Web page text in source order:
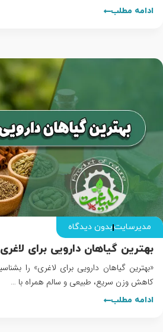
ادامه مطلب
مدیرسایتبدون دیدگاه
بهترین گیاهان دارویی برای لاغری
کاهش وزن سریع، طبیعی و سالم همراه با …
ادامه مطلب